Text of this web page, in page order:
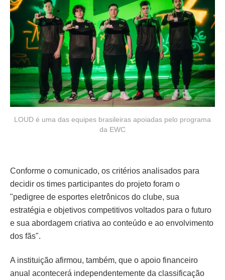
LOUD é uma das equipes brasileiras apoiadas pelo programa
da EWC
Conforme o comunicado, os critérios analisados para
decidir os times participantes do projeto foram o
"pedigree de esportes eletrônicos do clube, sua
estratégia e objetivos competitivos voltados para o futuro
e sua abordagem criativa ao conteúdo e ao envolvimento
dos fãs".
A instituição afirmou, também, que o apoio financeiro
anual acontecerá independentemente da classificação